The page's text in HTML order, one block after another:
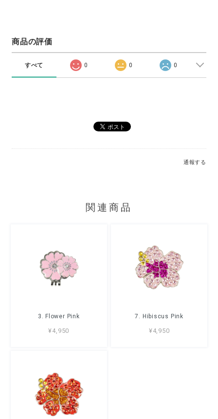
商品の評価
すべて 0 0 0
通報する
関連商品
3. Flower Pink
¥4,950
7. Hibiscus Pink
¥4,950